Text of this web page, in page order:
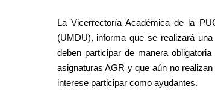
La Vicerrectoría Académica de la
(UMDU), informa que se realizará una
deben participar de manera
asignaturas AGR y que aún no
interese participar como ayudantes.